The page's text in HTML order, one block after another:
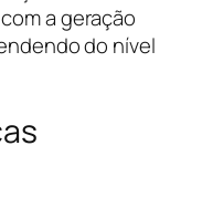
a geração
do nível